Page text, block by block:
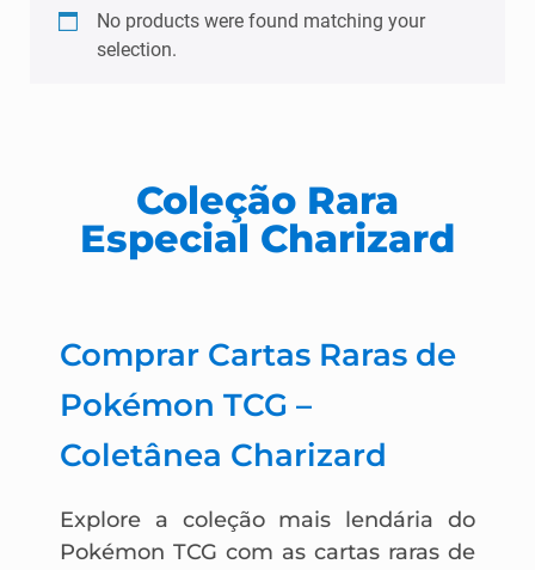
No products were found matching your
selection.
Coleção Rara
Especial Charizard
Comprar Cartas Raras de
Pokémon TCG –
Coletânea Charizard
Explore a coleção mais lendária do
Pokémon TCG com as cartas raras de